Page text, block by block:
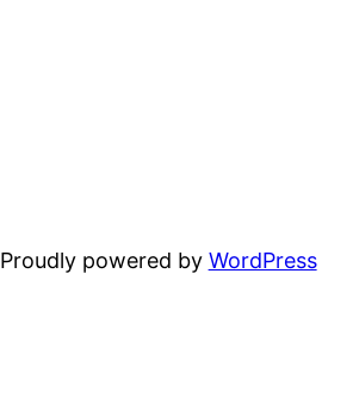
Proudly powered by WordPress